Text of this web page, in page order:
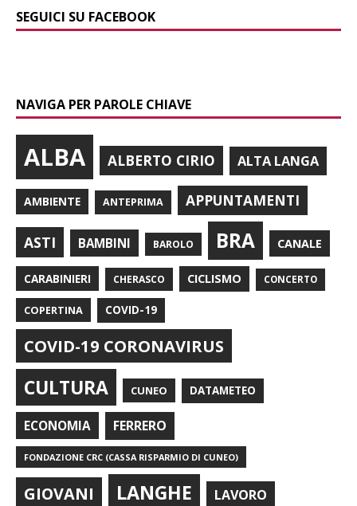
SEGUICI SU FACEBOOK
NAVIGA PER PAROLE CHIAVE
ALBA ALBERTO CIRIO ALTA LANGA
AMBIENTE ANTEPRIMA APPUNTAMENTI
ASTI BAMBINI BAROLO BRA CANALE
CARABINIERI CHERASCO CICLISMO CONCERTO
COPERTINA COVID-19
COVID-19 CORONAVIRUS
CULTURA CUNEO DATAMETEO
ECONOMIA FERRERO
FONDAZIONE CRC (CASSA RISPARMIO DI CUNEO)
GIOVANI LANGHE LAVORO